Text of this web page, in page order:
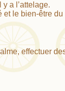
a l’attelage.
et le bien-être
effectuer